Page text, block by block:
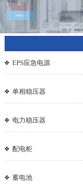
EPS应急电源
单相稳压器
电力稳压器
配电柜
蓄电池